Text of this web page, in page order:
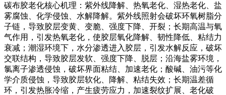
碳布胶老化核心机理：紫外线降解、热氧老化、湿热老化、盐
雾腐蚀、化学侵蚀、水解降解。紫外线照射会破坏环氧树脂分
子链，导致胶层变黄、变脆、强度下降、开裂；长期高温与氧
气作用，引发热氧老化，使胶层氧化降解、韧性降低、粘结力
衰减；潮湿环境下，水分渗透进入胶层，引发水解反应，破坏
交联结构，导致胶层发软、强度下降、脱层；沿海盐雾环境，
氯离子渗透侵蚀，破坏界面粘结、加速老化；酸碱、油污等化
学介质侵蚀，导致胶层软化、降解、粘结失效；长期温差循
环，引发热胀冷缩，产生疲劳应力，加速裂纹扩展、老化破